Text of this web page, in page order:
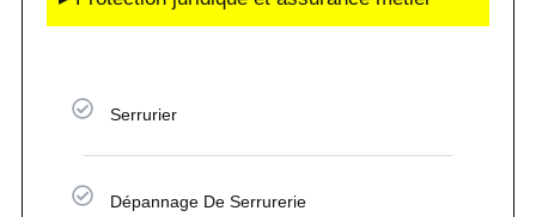
Serrurier
Dépannage De Serrurerie